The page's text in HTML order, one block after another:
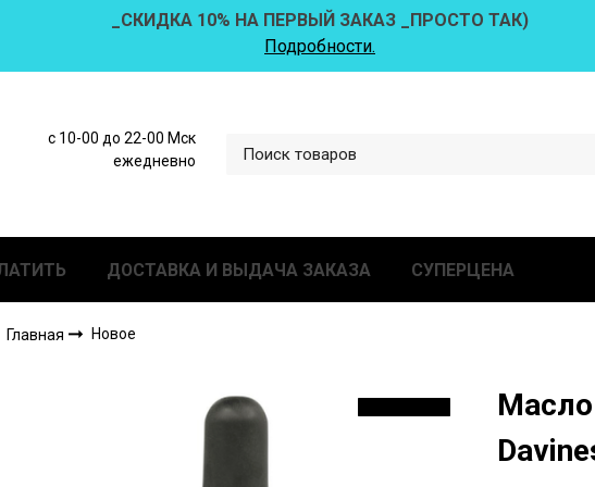
_СКИДКА 10% НА ПЕРВЫЙ ЗАКАЗ _ПРОСТО ТАК)
Подробности.
с 10-00 до 22-00 Мск
ежедневно
ДОСТАВКА И ВЫДАЧА ЗАКАЗА СУПЕРЦЕНА
Главная Новое